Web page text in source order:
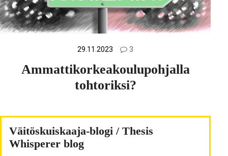
29.11.2023 3
Ammattikorkeakoulupohjalla
tohtoriksi?
Väitöskuiskaaja-blogi / Thesis
Whisperer blog